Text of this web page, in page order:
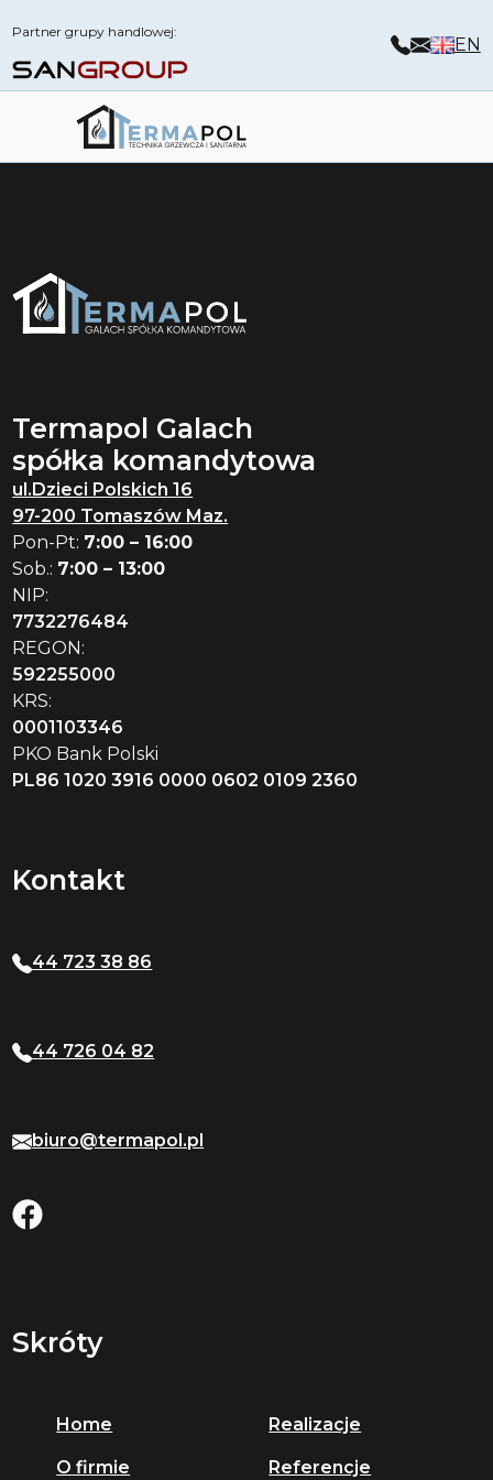
Partner grupy handlowej:
EN
Termapol Galach
spółka komandytowa
ul.Dzieci Polskich 16
97-200 Tomaszów Maz.
Pon-Pt: 7:00 – 16:00
Sob.: 7:00 – 13:00
NIP:
7732276484
REGON:
592255000
KRS:
0001103346
PKO Bank Polski
PL86 1020 3916 0000 0602 0109 2360
Kontakt
44 723 38 86
44 726 04 82
biuro@termapol.pl
Skróty
Home
O firmie
Realizacje
Referencje